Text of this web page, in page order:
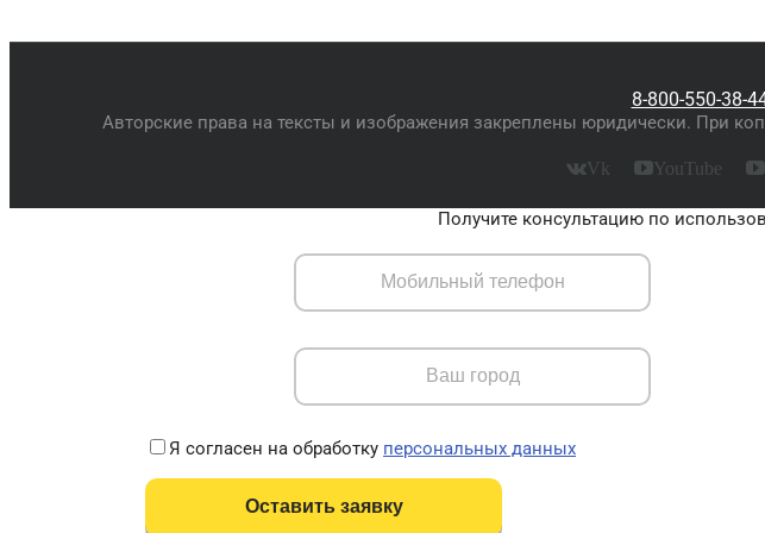
8-800-550-38-
Авторские права на тексты и изображения закреплены юридически. При
Vk YouTube
Получите консультацию по
Я согласен на обработку персональных данных